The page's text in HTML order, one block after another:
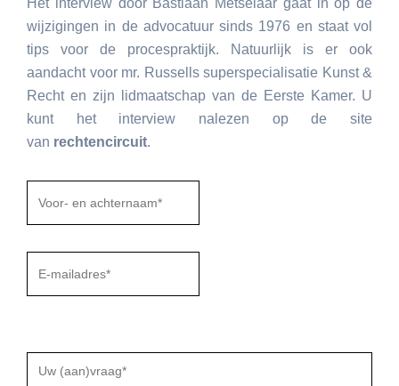
Het interview door Bastiaan Metselaar gaat in op de
wijzigingen in de advocatuur sinds 1976 en staat vol
tips voor de procespraktijk. Natuurlijk is er ook
aandacht voor mr. Russells superspecialisatie Kunst &
Recht en zijn lidmaatschap van de Eerste Kamer. U
kunt het interview nalezen op de site
van rechtencircuit.
dit
veld